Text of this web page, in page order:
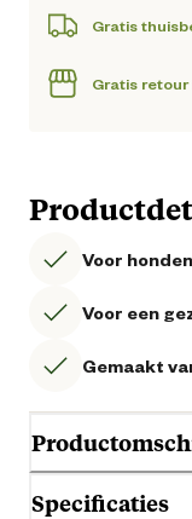
Gratis
Gratis retour
Voor
Voor een
Gemaakt
Specificaties